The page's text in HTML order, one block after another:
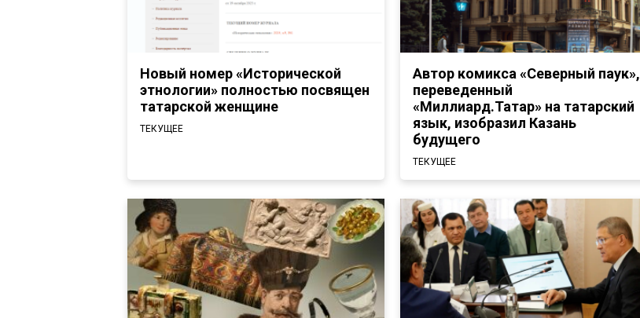
Новый номер «Исторической
этнологии» полностью посвящен
татарской женщине
ТЕКУЩЕЕ
Автор комикса «Северный паук»,
переведенный
«Миллиард.Татар» на татарский
язык, изобразил Казань
будущего
ТЕКУЩЕЕ